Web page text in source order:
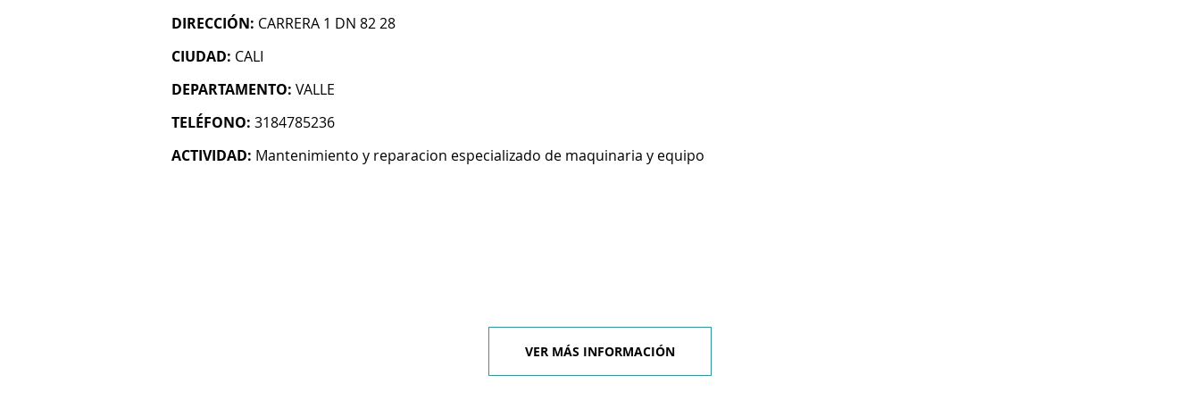
DIRECCIÓN: CARRERA 1 DN 82 28
CIUDAD: CALI
DEPARTAMENTO: VALLE
TELÉFONO: 3184785236
ACTIVIDAD: Mantenimiento y reparacion especializado de maquinaria y equipo
VER MÁS INFORMACIÓN